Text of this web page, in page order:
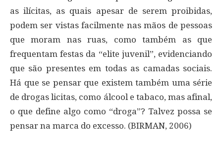
as ilícitas, as quais apesar de serem proibidas,
podem ser vistas facilmente nas mãos de pessoas
que moram nas ruas, como também as que
frequentam festas da “elite juvenil”, evidenciando
que são presentes em todas as camadas sociais.
Há que se pensar que existem também uma série
de drogas licitas, como álcool e tabaco, mas afinal,
o que define algo como “droga”? Talvez possa se
pensar na marca do excesso. (BIRMAN, 2006)